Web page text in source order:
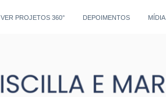
VER PROJETOS 360° DEPOIMENTOS MÍDIA